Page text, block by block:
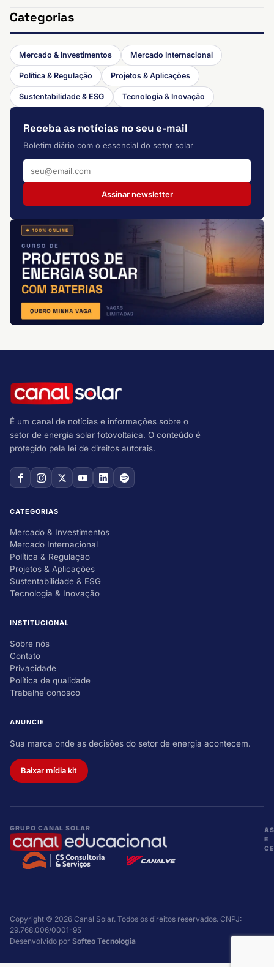
Categorias
Mercado & Investimentos Mercado Internacional
Política & Regulação Projetos & Aplicações
Sustentabilidade & ESG Tecnologia & Inovação
Receba as notícias no seu e-mail
Boletim diário com o essencial do setor solar
Assinar newsletter
É um canal de notícias e informações sobre o
setor de energia solar fotovoltaica. O conteúdo é
protegido pela lei de direitos autorais.
CATEGORIAS
Mercado & Investimentos
Mercado Internacional
Política & Regulação
Projetos & Aplicações
Sustentabilidade & ESG
Tecnologia & Inovação
INSTITUCIONAL
Sobre nós
Contato
Privacidade
Política de qualidade
Trabalhe conosco
ANUNCIE
Sua marca onde as decisões do setor de energia acontecem.
Baixar mídia kit
GRUPO CANAL SOLAR
E
Copyright © 2026 Canal Solar. Todos os direitos reservados. CNPJ:
29.768.006/0001-95
Desenvolvido por Softeo Tecnologia